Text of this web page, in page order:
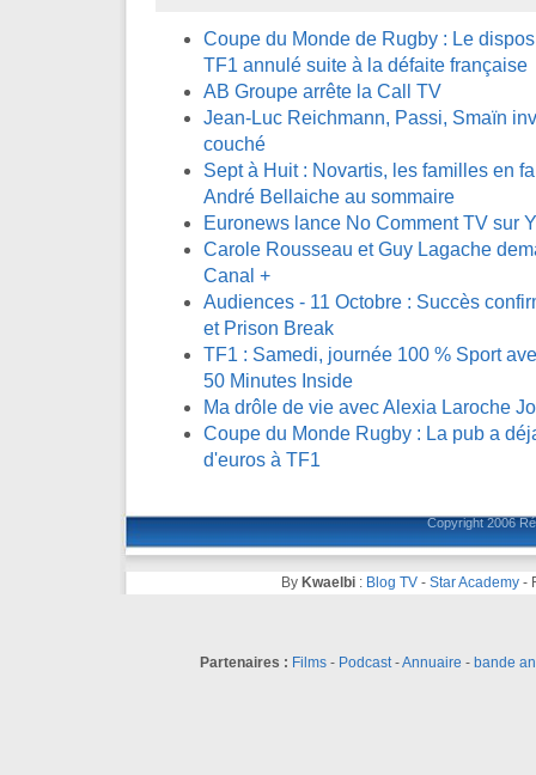
Coupe du Monde de Rugby : Le
TF1 annulé suite à la défaite française
AB Groupe arrête la Call TV
Jean-Luc Reichmann, Passi, Smaïn
couché
Sept à Huit : Novartis, les familles en
André Bellaiche au sommaire
Euronews lance No Comment TV sur
Carole Rousseau et Guy Lagache
Canal +
Audiences - 11 Octobre : Succès
et Prison Break
TF1 : Samedi, journée 100 % Sport
50 Minutes Inside
Ma drôle de vie avec Alexia Laroche
Coupe du Monde Rugby : La pub a
d'euros à TF1
Copyright 2006
By Kwaelbi: Blog TV- Star Academy-
Partenaires : Films- Podcast-Annuaire - bande